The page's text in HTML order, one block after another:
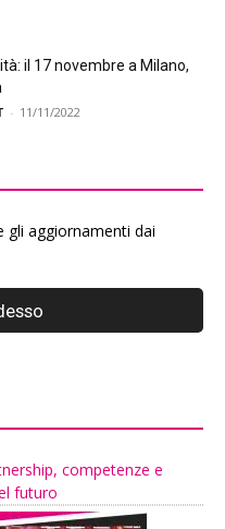
il 17 novembre a Milano,
- 11/11/2022
gli aggiornamenti dai
competenze e
futuro